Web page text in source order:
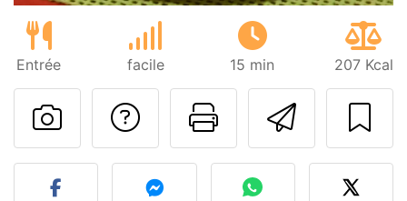
Entrée facile 15 min 207 Kcal
Imprimer
Poser une
Publier votre photo de